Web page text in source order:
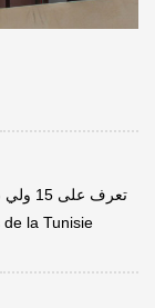
Zaher Kammoun » » تعرف على 15 ولي صالح من تونس
la Tunisie